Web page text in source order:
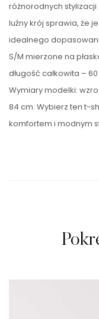
różnorodnych stylizacji
luźny krój sprawia, że
idealnego
S/M mierzone na
długość całkowita –
Wymiary modelki:
84 cm. Wybierz ten t-
komfortem i modnym